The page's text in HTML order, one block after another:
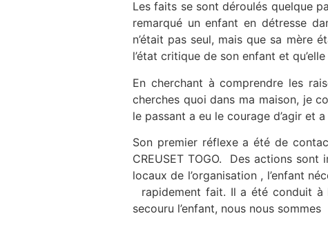
Les faits se sont déroulés quelque
remarqué un enfant en détresse
n’était pas seul, mais que sa mère
l’état critique de son enfant et
En cherchant à comprendre les
cherches quoi dans ma maison, je
le passant a eu le courage d’agir et
Son premier réflexe a été de
CREUSET TOGO. Des actions
locaux de l’organisation , l’enfant
rapidement fait. Il a été conduit à
secouru l’enfant, nous nous